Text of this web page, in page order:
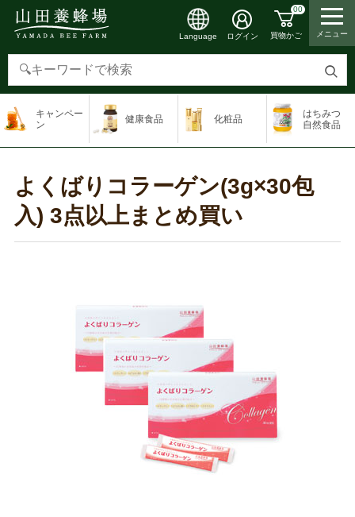
検
す
Language ログイン
00
買物かご メニュー
キャンペー
ン
健康食品 化粧品
はちみつ
自然食品
よくばりコラーゲン(3g×30包
入) 3点以上まとめ買い